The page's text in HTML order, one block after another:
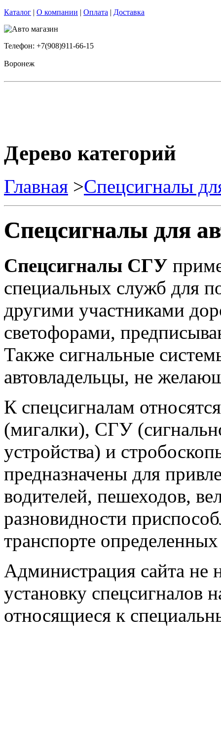
Каталог | О компании | Оплата | Доставка
Телефон: +7(908)911-66-15
Воронеж
Дерево категорий
Главная >Спецсигналы
Спецсигналы для
Спецсигналы СГУ
специальных служб для
другими участниками
светофорами,
Также сигнальные
автовладельцы, не
К спецсигналам
(мигалки), СГУ
устройства) и
предназначены для
водителей, пешеходов,
разновидности
транспорте
Администрация сайта не
установку спецсигналов
относящиеся к